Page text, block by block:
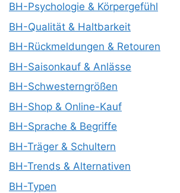
BH-Psychologie & Körpergefühl
BH-Qualität & Haltbarkeit
BH-Rückmeldungen & Retouren
BH-Saisonkauf & Anlässe
BH-Schwesterngrößen
BH-Shop & Online-Kauf
BH-Sprache & Begriffe
BH-Träger & Schultern
BH-Trends & Alternativen
BH-Typen